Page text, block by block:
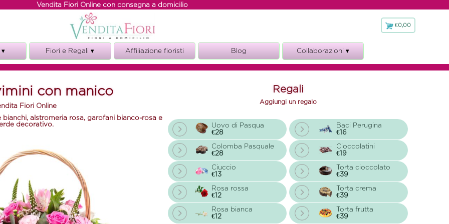
Vendita Fiori Online con consegna a domicilio
€0,00
€0,00
Fiori e Regali ▾
Fiori e Regali
Affiliazione fioristi Blog Collaborazioni ▾
con manico
Fiori Online
alstromeria rosa, garofani bianco-rosa e
decorativo.
Regali
Aggiungi un regalo
Uovo di Pasqua
€28
Colomba Pasquale
€28
Ciuccio
€13
Rosa rossa
€12
Rosa bianca
€12
Baci Perugina
€16
Cioccolatini
€19
Torta cioccolato
€39
Torta crema
€39
Torta frutta
€39